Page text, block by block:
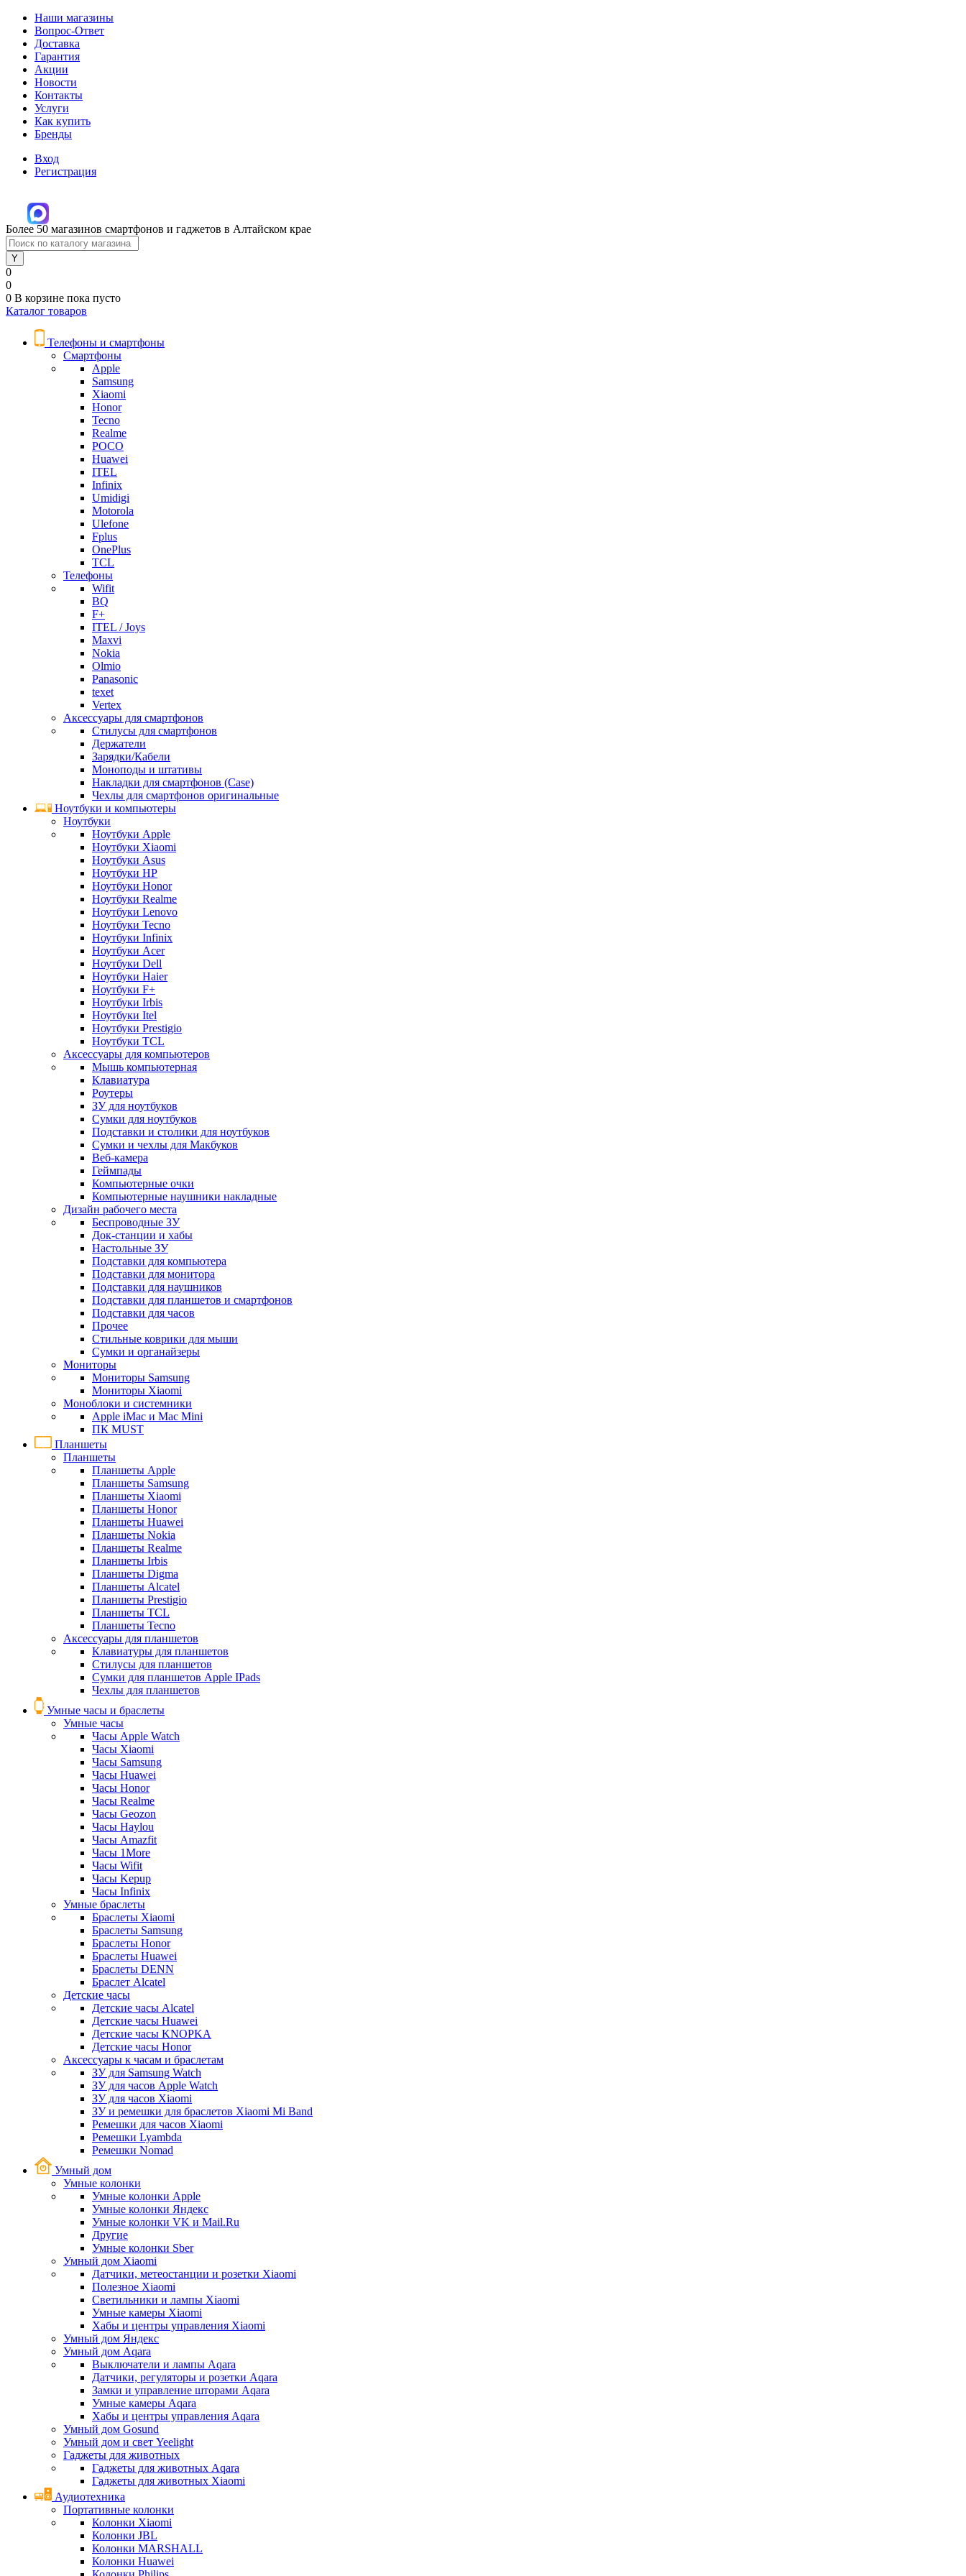
Наши магазины
Вопрос-Ответ
Доставка
Гарантия
Акции
Новости
Контакты
Услуги
Как купить
Бренды
Вход
Регистрация
Более 50 магазинов смартфонов и гаджетов в Алтайском крае
0
0
0 В корзине пока пусто
Каталог товаров
Телефоны и смартфоны
Смартфоны
Apple
Samsung
Xiaomi
Honor
Tecno
Realme
POCO
Huawei
ITEL
Infinix
Umidigi
Motorola
Ulefone
Fplus
OnePlus
TCL
Телефоны
Wifit
BQ
F+
ITEL / Joys
Maxvi
Nokia
Olmio
Panasonic
texet
Vertex
Аксессуары для смартфонов
Стилусы для смартфонов
Держатели
Зарядки/Кабели
Моноподы и штативы
Накладки для смартфонов (Case)
Чехлы для смартфонов оригинальные
Ноутбуки и компьютеры
Ноутбуки
Ноутбуки Apple
Ноутбуки Xiaomi
Ноутбуки Asus
Ноутбуки HP
Ноутбуки Honor
Ноутбуки Realme
Ноутбуки Lenovo
Ноутбуки Tecno
Ноутбуки Infinix
Ноутбуки Acer
Ноутбуки Dell
Ноутбуки Haier
Ноутбуки F+
Ноутбуки Irbis
Ноутбуки Itel
Ноутбуки Prestigio
Ноутбуки TCL
Аксессуары для компьютеров
Мышь компьютерная
Клавиатура
Роутеры
ЗУ для ноутбуков
Сумки для ноутбуков
Подставки и столики для ноутбуков
Сумки и чехлы для Макбуков
Веб-камера
Геймпады
Компьютерные очки
Компьютерные наушники накладные
Дизайн рабочего места
Беспроводные ЗУ
Док-станции и хабы
Настольные ЗУ
Подставки для компьютера
Подставки для монитора
Подставки для наушников
Подставки для планшетов и смартфонов
Подставки для часов
Прочее
Стильные коврики для мыши
Сумки и органайзеры
Мониторы
Мониторы Samsung
Мониторы Xiaomi
Моноблоки и системники
Apple iMac и Mac Mini
ПК MUST
Планшеты
Планшеты
Планшеты Apple
Планшеты Samsung
Планшеты Xiaomi
Планшеты Honor
Планшеты Huawei
Планшеты Nokia
Планшеты Realme
Планшеты Irbis
Планшеты Digma
Планшеты Alcatel
Планшеты Prestigio
Планшеты TCL
Планшеты Tecno
Аксессуары для планшетов
Клавиатуры для планшетов
Стилусы для планшетов
Сумки для планшетов Apple IPads
Чехлы для планшетов
Умные часы и браслеты
Умные часы
Часы Apple Watch
Часы Xiaomi
Часы Samsung
Часы Huawei
Часы Honor
Часы Realme
Часы Geozon
Часы Haylou
Часы Amazfit
Часы 1More
Часы Wifit
Часы Kepup
Часы Infinix
Умные браслеты
Браслеты Xiaomi
Браслеты Samsung
Браслеты Honor
Браслеты Huawei
Браслеты DENN
Браслет Alcatel
Детские часы
Детские часы Alcatel
Детские часы Huawei
Детские часы KNOPKA
Детские часы Honor
Аксессуары к часам и браслетам
ЗУ для Samsung Watch
ЗУ для часов Apple Watch
ЗУ для часов Xiaomi
ЗУ и ремешки для браслетов Xiaomi Mi Band
Ремешки для часов Xiaomi
Ремешки Lyambda
Ремешки Nomad
Умный дом
Умные колонки
Умные колонки Apple
Умные колонки Яндекс
Умные колонки VK и Mail.Ru
Другие
Умные колонки Sber
Умный дом Xiaomi
Датчики, метеостанции и розетки Xiaomi
Полезное Xiaomi
Светильники и лампы Xiaomi
Умные камеры Xiaomi
Хабы и центры управления Xiaomi
Умный дом Яндекс
Умный дом Aqara
Выключатели и лампы Aqara
Датчики, регуляторы и розетки Aqara
Замки и управление шторами Aqara
Умные камеры Aqara
Хабы и центры управления Aqara
Умный дом Gosund
Умный дом и свет Yeelight
Гаджеты для животных
Гаджеты для животных Aqara
Гаджеты для животных Xiaomi
Аудиотехника
Портативные колонки
Колонки Xiaomi
Колонки JBL
Колонки MARSHALL
Колонки Huawei